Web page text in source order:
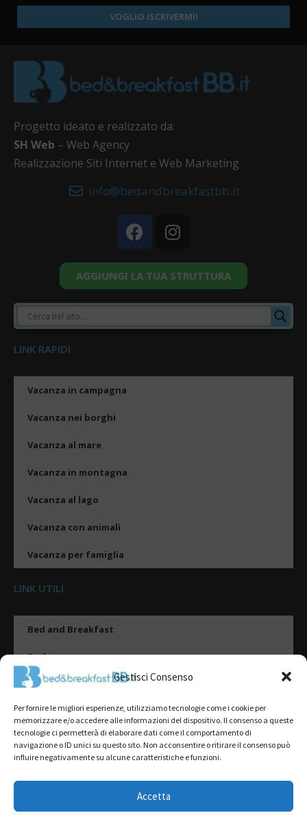
Gestisci Consenso
Per fornire le migliori esperienze, utilizziamo tecnologie come i cookie per
memorizzare e/o accedere alle informazioni del dispositivo. Il consenso a queste
tecnologie ci permetterà di elaborare dati come il comportamento di
navigazione o ID unici su questo sito. Non acconsentire o ritirare il consenso può
influire negativamente su alcune caratteristiche e funzioni.
Accetta
VOGLIO ISCRIVERMI!
Progetto ideato e realizzato da:
SH Web – Web Agency
Realizzazione Siti Internet e Web Marketing
info@bedandbreakfastbb.it
AGGIUNGI LA TUA STRUTTURA
LINK RAPIDI
Vacanza in campagna
Vacanza nei borghi
Vacanza al mare
Vacanza in montagna
Vacanza al lago
Vacanza con animali
Vacanza per famiglia
LINK UTILI
Bed and Breakfast
Esplora
Tipologie di alloggio
Destinazioni
Il mio account